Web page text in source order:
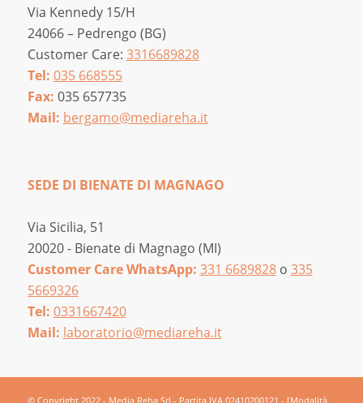
Via Kennedy 15/H
24066 – Pedrengo (BG)
Customer Care: 3316689828
Tel: 035 668555
Fax: 035 657735
Mail: bergamo@mediareha.it
SEDE DI BIENATE DI MAGNAGO
Via Sicilia, 51
20020 - Bienate di Magnago (MI)
Customer Care WhatsApp: 331 6689828o 335
5669326
Tel: 0331667420
Mail: laboratorio@mediareha.it
© Copyright 2022 - Media Reha Srl - Partita IVA 02410200121 - [Modalità